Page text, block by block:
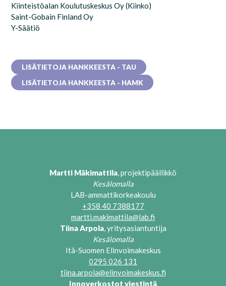
Kiinteistöalan Koulutuskeskus Oy (Kiinko)
Saint-Gobain Finland Oy
Y-Säätiö
LISÄTIETOJA HANKKEESTA - TAU
LISÄTIETOJA HANKKEESTA - HAMK
Martti Mäkimattila, projektipäällikkö
Kesälomalla
LAB-ammattikorkeakoulu
+358 40 7388177
martti.makimattila@lab.fi
Tiina Arpola, yritysasiantuntija
Kesälomalla
Itä-Suomen Elinvoimakeskus
0295 026 131
tiina.arpola@elinvoimakeskus.fi
Innoverkostot viestintä